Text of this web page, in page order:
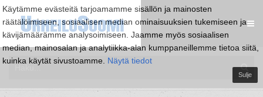
Käytämme evästeitä tarjoamamme sisällön ja mainosten
räätälöimiseen, sosiaalisen median ominaisuuksien tukemiseen ja
kävijämäärämme analysoimiseen. Jaamme myös sosiaalisen
median, mainosalan ja analytiikka-alan kumppaneillemme tietoa siitä,
kuinka käytät sivustoamme. Näytä tiedot
Sulje